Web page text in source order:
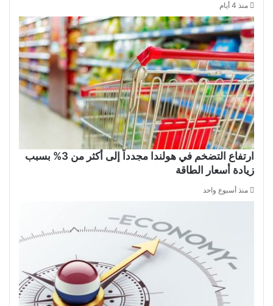
منذ 4 أيام
ارتفاع التضخم في هولندا مجدداً إلى أكثر من 3% بسبب
زيادة أسعار الطاقة
منذ أسبوع واحد